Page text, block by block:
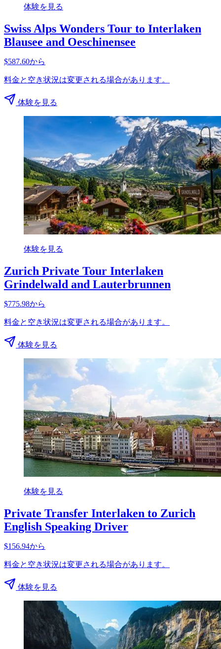
体験を見る
Swiss Alps Wonders Tour to Interlaken
Blausee and Oeschinensee
$587.60から
料金と空き状況は変更される場合があります。
体験を見る
体験を見る
Zurich Private Tour Interlaken
Grindelwald and Lauterbrunnen
$775.98から
料金と空き状況は変更される場合があります。
体験を見る
体験を見る
Private Transfer Interlaken to Zurich
English Speaking Driver
$156.94から
料金と空き状況は変更される場合があります。
体験を見る